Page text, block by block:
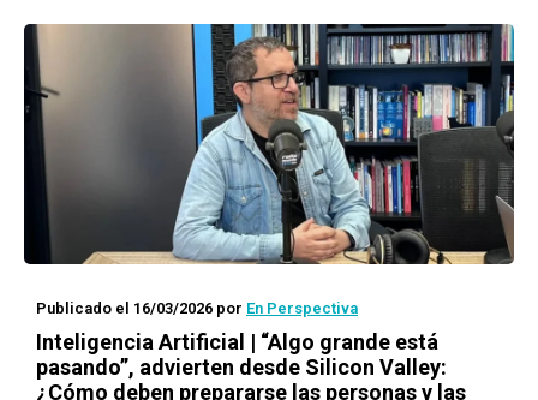
Publicado el 16/03/2026 por En Perspectiva
Inteligencia Artificial | “Algo grande está
pasando”, advierten desde Silicon Valley:
¿Cómo deben prepararse las personas y las